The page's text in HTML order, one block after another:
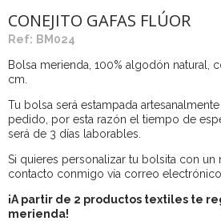
CONEJITO GAFAS FLÚOR
Ref: BM024
Bolsa merienda, 100% algodón natural,
cm.
Tu bolsa será estampada
pedido, por esta razón el tiempo de
será de 3 días laborables.
Si quieres personalizar tu bolsita con un
contacto conmigo vía correo electrónico.
¡A partir de 2 productos textiles te
merienda!